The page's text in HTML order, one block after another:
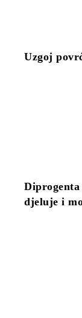
Uzgoj
djeluje i